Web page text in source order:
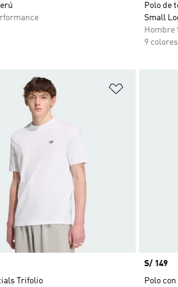
Polo de
Small
Hombre
9 colores
de deseos Añadir a la
Trifolio
Precio
S/ 149
Polo